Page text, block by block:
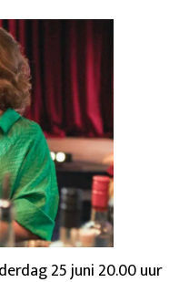
25 juni 20.00 uur